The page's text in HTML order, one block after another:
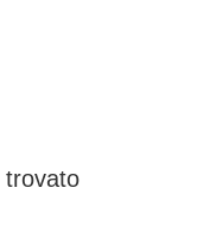
trovato